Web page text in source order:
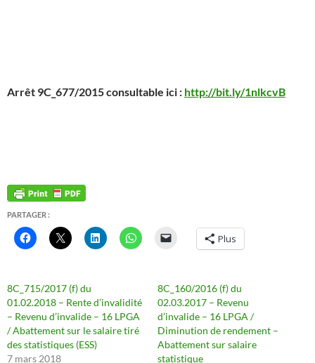
Arrêt 9C_677/2015 consultable ici : http://bit.ly/1nlkcvB
PARTAGER :
Plus
8C_715/2017 (f) du
01.02.2018 – Rente d’invalidité
– Revenu d’invalide – 16 LPGA
/ Abattement sur le salaire tiré
des statistiques (ESS)
7 mars 2018
8C_160/2016 (f) du
02.03.2017 – Revenu
d’invalide – 16 LPGA /
Diminution de rendement –
Abattement sur salaire
statistique